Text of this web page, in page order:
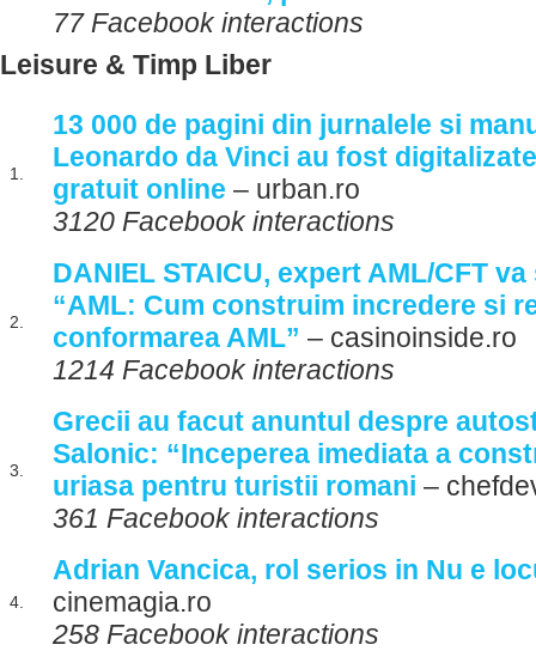
77 Facebook interactions
Leisure & Timp Liber
1.
13 000 de pagini din jurnalele si
Leonardo da Vinci au fost
gratuit online – urban.ro
3120 Facebook interactions
2.
DANIEL STAICU, expert AML/CFT
“AML: Cum construim incredere si
conformarea AML” – casinoinside.ro
1214 Facebook interactions
3.
Grecii au facut anuntul despre
Salonic: “Inceperea imediata a
uriasa pentru turistii romani –
361 Facebook interactions
4.
Adrian Vancica, rol serios in Nu e
cinemagia.ro
258 Facebook interactions